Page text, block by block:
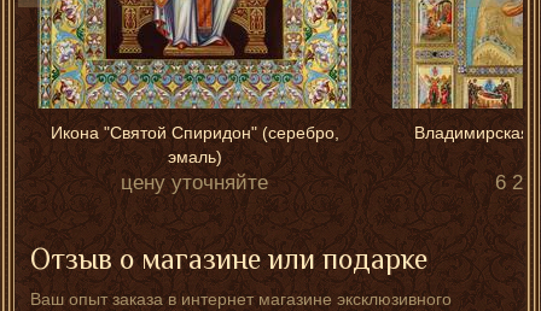
Икона "Святой Спиридон" (серебро,
эмаль)
цену уточняйте
Владимирская
6
Отзыв о магазине или подарке
Ваш опыт заказа в интернет магазине эксклюзивного